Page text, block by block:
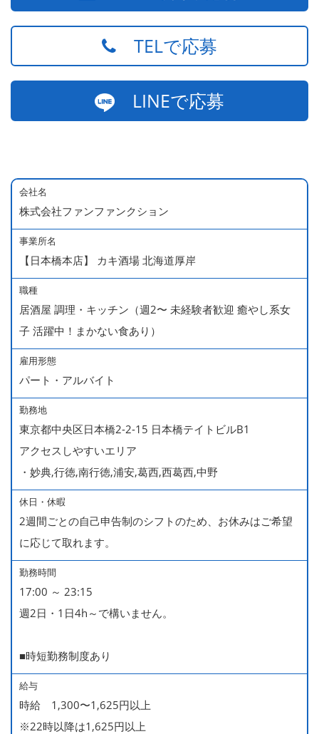
TELで応募
LINEで応募
会社名
株式会社ファンファンクション
事業所名
【日本橋本店】 カキ酒場 北海道厚岸
職種
居酒屋 調理・キッチン（週2〜 未経験者歓迎 癒やし系女
子 活躍中！まかない食あり）
雇用形態
パート・アルバイト
勤務地
東京都中央区日本橋2-2-15 日本橋テイトビルB1
アクセスしやすいエリア
・妙典,行徳,南行徳,浦安,葛西,西葛西,中野
休日・休暇
2週間ごとの自己申告制のシフトのため、お休みはご希望
に応じて取れます。
勤務時間
17:00 ～ 23:15
週2日・1日4h～で構いません。
■時短勤務制度あり
給与
時給 1,300〜1,625円以上
※22時以降は1,625円以上